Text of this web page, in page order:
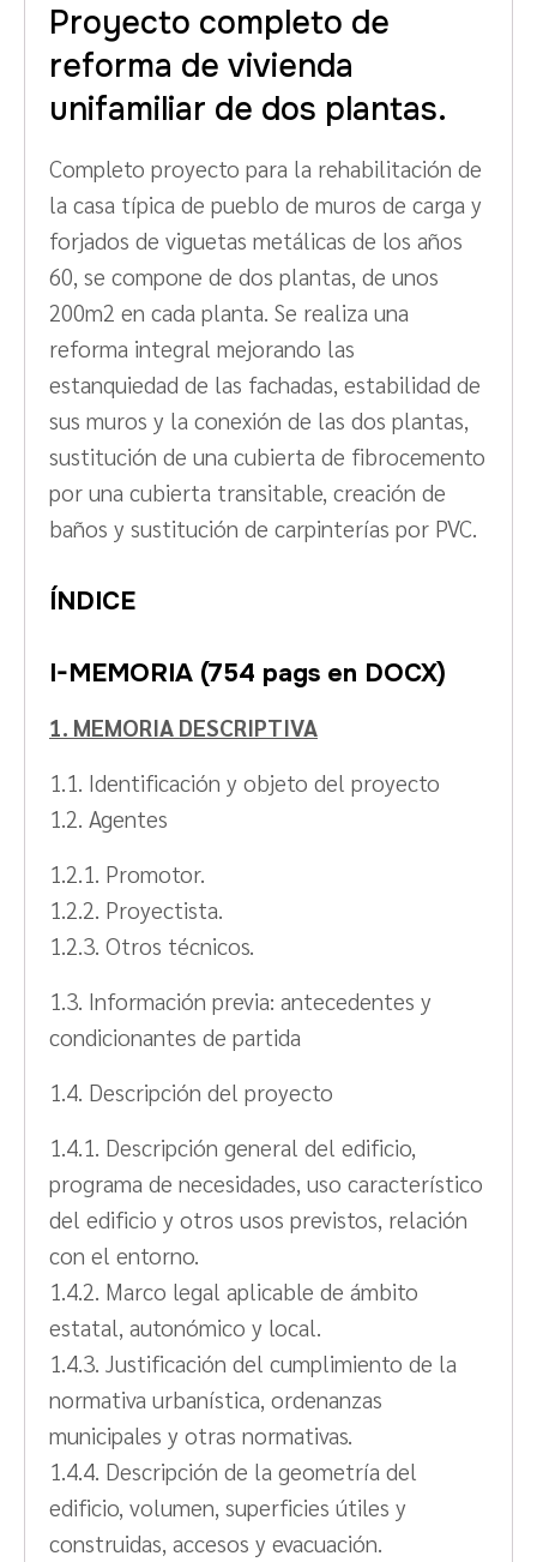
Proyecto completo de
reforma de vivienda
unifamiliar de dos plantas.
Completo proyecto para la rehabilitación de
la casa típica de pueblo de muros de carga y
forjados de viguetas metálicas de los años
60, se compone de dos plantas, de unos
200m2 en cada planta. Se realiza una
reforma integral mejorando las
estanquiedad de las fachadas, estabilidad de
sus muros y la conexión de las dos plantas,
sustitución de una cubierta de fibrocemento
por una cubierta transitable, creación de
baños y sustitución de carpinterías por PVC.
ÍNDICE
I-MEMORIA (754 pags en DOCX)
1. MEMORIA DESCRIPTIVA
1.1. Identificación y objeto del proyecto
1.2. Agentes
1.2.1. Promotor.
1.2.2. Proyectista.
1.2.3. Otros técnicos.
1.3. Información previa: antecedentes y
condicionantes de partida
1.4. Descripción del proyecto
1.4.1. Descripción general del edificio,
programa de necesidades, uso característico
del edificio y otros usos previstos, relación
con el entorno.
1.4.2. Marco legal aplicable de ámbito
estatal, autonómico y local.
1.4.3. Justificación del cumplimiento de la
normativa urbanística, ordenanzas
municipales y otras normativas.
1.4.4. Descripción de la geometría del
edificio, volumen, superficies útiles y
construidas, accesos y evacuación.